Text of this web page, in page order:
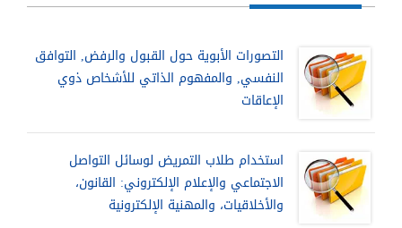
التصورات الأبوية حول القبول والرفض, التوافق
النفسي, والمفهوم الذاتي للأشخاص ذوي
الإعاقات
استخدام طلاب التمريض لوسائل التواصل
الاجتماعي والإعلام الإلكتروني: القانون،
والأخلاقيات، والمهنية الإلكترونية